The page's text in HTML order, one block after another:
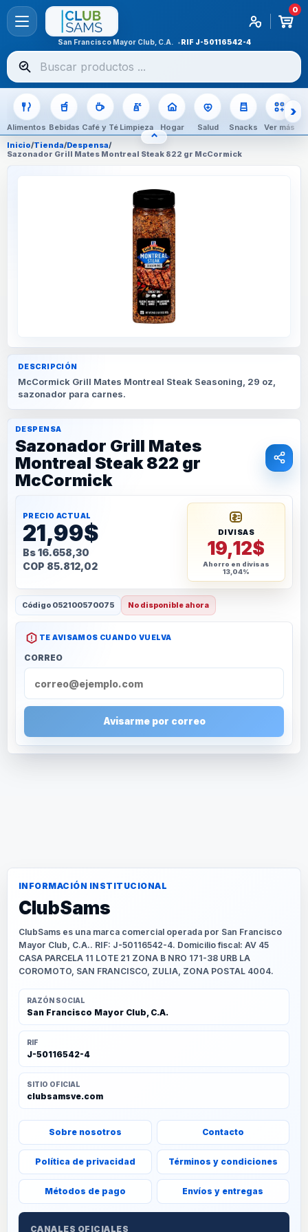
0
San Francisco Mayor Club, C.A. RIF J-50116542-4
Buscar
productos
Alimentos Bebidas Café y Té Limpieza Hogar Salud Snacks Ver más
⌃OCULTAR CATEGORÍAS
Inicio/Tienda/Despensa/
Sazonador Grill Mates Montreal Steak 822 gr McCormick
DESCRIPCIÓN
McCormick Grill Mates Montreal Steak Seasoning, 29 oz,
sazonador para carnes.
DESPENSA
Sazonador Grill Mates
Montreal Steak 822 gr
McCormick
PRECIO ACTUAL
21,99$
Bs 16.658,30
COP 85.812,02
DIVISAS
19,12$
Ahorro en divisas
13,04%
Código 052100570075 No disponible ahora
TE AVISAMOS CUANDO VUELVA
CORREO
Avisarme por correo
INFORMACIÓN INSTITUCIONAL
ClubSams
ClubSams es una marca comercial operada por San Francisco
Mayor Club, C.A.. RIF: J-50116542-4. Domicilio fiscal: AV 45
CASA PARCELA 11 LOTE 21 ZONA B NRO 171-38 URB LA
COROMOTO, SAN FRANCISCO, ZULIA, ZONA POSTAL 4004.
RAZÓN SOCIAL
San Francisco Mayor Club, C.A.
RIF
J-50116542-4
SITIO OFICIAL
clubsamsve.com
Sobre nosotros Contacto
Política de privacidad Términos y condiciones
Métodos de pago Envíos y entregas
CANALES OFICIALES